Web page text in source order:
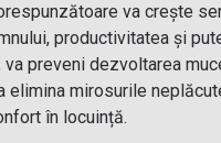
va crește
productivitatea și
va preveni dezvoltarea
elimina mirosurile
în locuință.